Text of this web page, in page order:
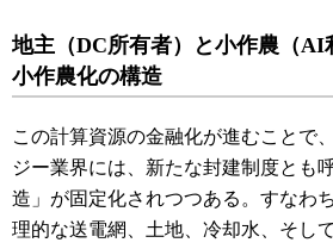
地主（DC所有者）と小作農（AI
小作農化の構造
この計算資源の金融化が進むことで
ジー業界には、新たな封建制度とも
造」が固定化されつつある。すなわ
理的な送電網、土地、冷却水、そし